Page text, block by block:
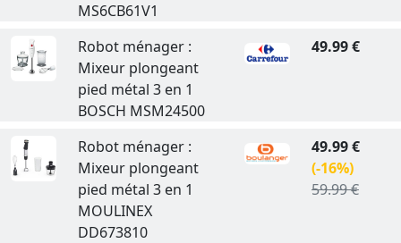
MS6CB61V1
Robot ménager :
Mixeur plongeant
pied métal 3 en 1
BOSCH MSM24500
49.99 €
Robot ménager :
Mixeur plongeant
pied métal 3 en 1
MOULINEX
DD673810
49.99 €
(-16%)
59.99 €